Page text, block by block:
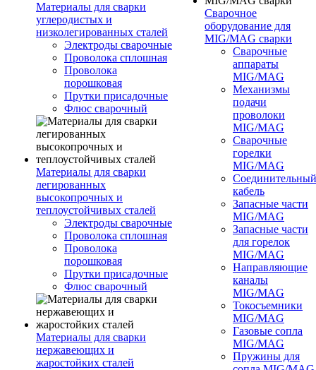
Материалы для сварки
углеродистых и
низколегированных сталей
Электроды сварочные
Проволока сплошная
Проволока
порошковая
Прутки присадочные
Флюс сварочный
Материалы для сварки
легированных
высокопрочных и
теплоустойчивых сталей
Электроды сварочные
Проволока сплошная
Проволока
порошковая
Прутки присадочные
Флюс сварочный
Материалы для сварки
нержавеющих и
жаростойких сталей
Сварочное
оборудование для
MIG/MAG сварки
Сварочные
аппараты
MIG/MAG
Механизмы
подачи
проволоки
MIG/MAG
Сварочные
горелки
MIG/MAG
Соединительный
кабель
Запасные части
MIG/MAG
Запасные части
для горелок
MIG/MAG
Направляющие
каналы
MIG/MAG
Токосъемники
MIG/MAG
Газовые сопла
MIG/MAG
Пружины для